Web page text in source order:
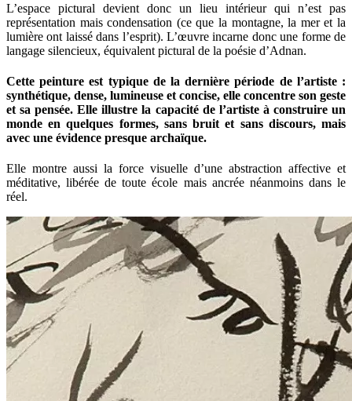
L’espace pictural devient donc un lieu intérieur qui n’est pas
représentation mais condensation (ce que la montagne, la mer et la
lumière ont laissé dans l’esprit). L’œuvre incarne donc une forme de
langage silencieux, équivalent pictural de la poésie d’Adnan.
Cette peinture est typique de la dernière période de l’artiste :
synthétique, dense, lumineuse et concise, elle concentre son geste
et sa pensée. Elle illustre la capacité de l’artiste à construire un
monde en quelques formes, sans bruit et sans discours, mais
avec une évidence presque archaïque.
Elle montre aussi la force visuelle d’une abstraction affective et
méditative, libérée de toute école mais ancrée néanmoins dans le
réel.